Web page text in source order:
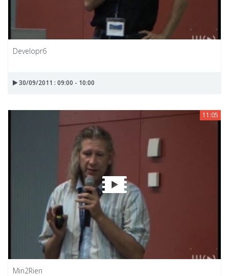
Developr6
30/09/2011 : 09:00 - 10:00
11:05
Min2Rien